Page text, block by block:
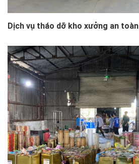
Dịch vụ tháo dỡ kho xưởng an toàn